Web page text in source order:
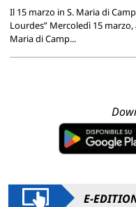
Il 15 marzo in S. Maria di
Lourdes” Mercoledì 15
Maria di Camp...
E-